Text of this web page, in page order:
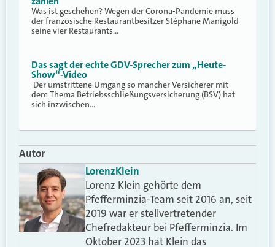
Was ist geschehen? Wegen der Corona-Pandemie muss
der französische Restaurantbesitzer Stéphane Manigold
seine vier Restaurants…
Das sagt der echte GDV-Sprecher zum „Heute-
Show“-Video
Der umstrittene Umgang so mancher Versicherer mit
dem Thema Betriebsschließungsversicherung (BSV) hat
sich inzwischen…
Autor
LorenzKlein
Lorenz Klein gehörte dem
Pfefferminzia-Team seit 2016 an, seit
2019 war er stellvertretender
Chefredakteur bei Pfefferminzia. Im
Oktober 2023 hat Klein das